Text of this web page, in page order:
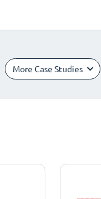
More Case Studies